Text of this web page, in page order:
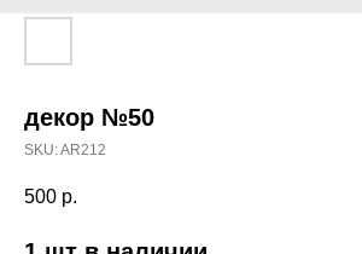
декор №50
SKU:AR212
500 р.